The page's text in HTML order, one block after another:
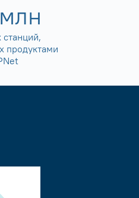
млн
станций,
продуктами